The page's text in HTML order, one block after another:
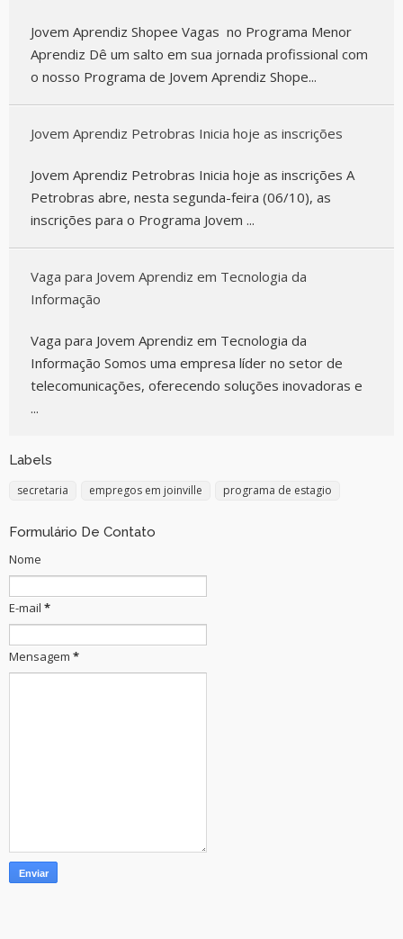
Jovem Aprendiz Shopee Vagas no Programa Menor
Aprendiz Dê um salto em sua jornada profissional com
o nosso Programa de Jovem Aprendiz Shope...
Jovem Aprendiz Petrobras Inicia hoje as inscrições
Jovem Aprendiz Petrobras Inicia hoje as inscrições A
Petrobras abre, nesta segunda-feira (06/10), as
inscrições para o Programa Jovem ...
Vaga para Jovem Aprendiz em Tecnologia da
Informação
Vaga para Jovem Aprendiz em Tecnologia da
Informação Somos uma empresa líder no setor de
telecomunicações, oferecendo soluções inovadoras e
...
Labels
secretaria empregos em joinville programa de estagio
Formulário De Contato
Nome
E-mail *
Mensagem *